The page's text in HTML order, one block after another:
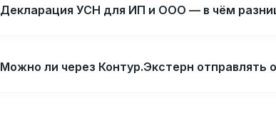
Декларация УСН для ИП и ООО — в чём
Можно ли через Контур.Экстерн отправлять